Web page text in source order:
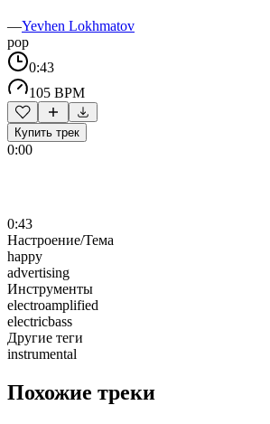
—Yevhen Lokhmatov
pop
0:43
105 BPM
Купить трек
0:00
0:43
Настроение/Тема
happy
advertising
Инструменты
electroamplified
electricbass
Другие теги
instrumental
Похожие треки